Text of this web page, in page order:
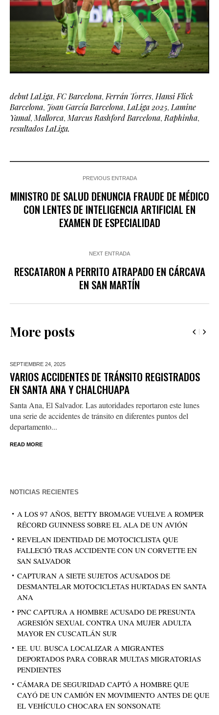
debut LaLiga,FC Barcelona,Ferrán Torres,Hansi Flick
Barcelona, Joan García Barcelona,LaLiga 2025,Lamine
Yamal,Mallorca,Marcus Rashford Barcelona,Raphinha,
resultados LaLiga.
PREVIOUS ENTRADA
MINISTRO DE SALUD DENUNCIA FRAUDE DE MÉDICO
CON LENTES DE INTELIGENCIA ARTIFICIAL EN
EXAMEN DE ESPECIALIDAD
NEXT ENTRADA
RESCATARON A PERRITO ATRAPADO EN CÁRCAVA
EN SAN MARTÍN
More posts
SEPTIEMBRE 24, 2025
VARIOS ACCIDENTES DE TRÁNSITO REGISTRADOS
EN SANTA ANA Y CHALCHUAPA
Santa Ana, El Salvador. Las autoridades reportaron este lunes
una serie de accidentes de tránsito en diferentes puntos del
departamento...
READ MORE
NOTICIAS RECIENTES
A LOS 97 AÑOS, BETTY BROMAGE VUELVE A ROMPER
RÉCORD GUINNESS SOBRE EL ALA DE UN AVIÓN
REVELAN IDENTIDAD DE MOTOCICLISTA QUE
FALLECIÓ TRAS ACCIDENTE CON UN CORVETTE EN
SAN SALVADOR
CAPTURAN A SIETE SUJETOS ACUSADOS DE
DESMANTELAR MOTOCICLETAS HURTADAS EN SANTA
ANA
PNC CAPTURA A HOMBRE ACUSADO DE PRESUNTA
AGRESIÓN SEXUAL CONTRA UNA MUJER ADULTA
MAYOR EN CUSCATLÁN SUR
EE. UU. BUSCA LOCALIZAR A MIGRANTES
DEPORTADOS PARA COBRAR MULTAS MIGRATORIAS
PENDIENTES
CÁMARA DE SEGURIDAD CAPTÓ A HOMBRE QUE
CAYÓ DE UN CAMIÓN EN MOVIMIENTO ANTES DE QUE
EL VEHÍCULO CHOCARA EN SONSONATE